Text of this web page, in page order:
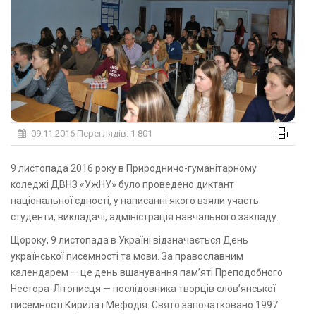
09.11.2016 Переглядів: 1 801
9 листопада 2016 року в Природничо-гуманітарному
коледжі ДВНЗ «УжНУ» було проведено диктант
національної єдності, у написанні якого взяли участь
студенти, викладачі, адміністрація навчального закладу.
Щороку, 9 листопада в Україні відзначається День
української писемності та мови. За православним
календарем — це день вшанування пам’яті Преподобного
Нестора-Літописця — послідовника творців слов’янської
писемності Кирила і Мефодія. Свято започатковано 1997